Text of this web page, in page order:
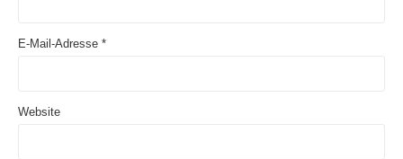
E-Mail-Adresse *
Website